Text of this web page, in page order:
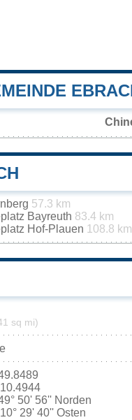
57.3 km
Bayreuth 83.4 km
Hof-Plauen 108.8 km
sq mi)
10.4944
50' 56'' Norden
10° 29' 40'' Osten